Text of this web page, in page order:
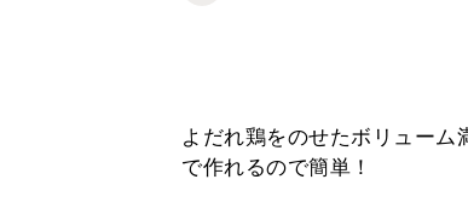
よだれ鶏をのせたボリューム
で作れるので簡単！